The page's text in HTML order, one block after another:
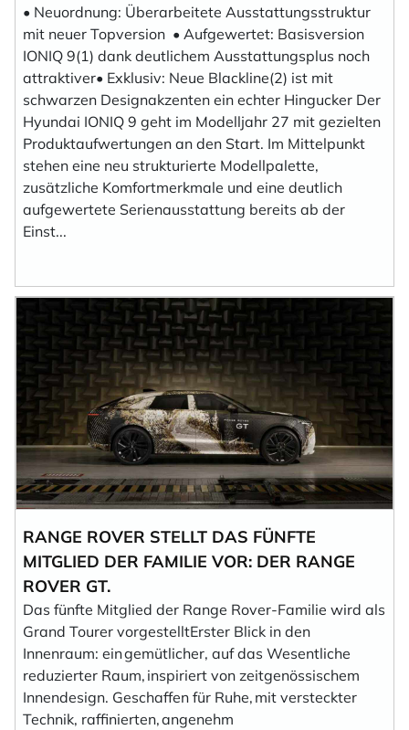
• Neuordnung: Überarbeitete Ausstattungsstruktur
mit neuer Topversion • Aufgewertet: Basisversion
IONIQ 9(1) dank deutlichem Ausstattungsplus noch
attraktiver• Exklusiv: Neue Blackline(2) ist mit
schwarzen Designakzenten ein echter Hingucker Der
Hyundai IONIQ 9 geht im Modelljahr 27 mit gezielten
Produktaufwertungen an den Start. Im Mittelpunkt
stehen eine neu strukturierte Modellpalette,
zusätzliche Komfortmerkmale und eine deutlich
aufgewertete Serienausstattung bereits ab der
Einst...
RANGE ROVER STELLT DAS FÜNFTE
MITGLIED DER FAMILIE VOR: DER RANGE
ROVER GT.
Das fünfte Mitglied der Range Rover-Familie wird als
Grand Tourer vorgestelltErster Blick in den
Innenraum: ein gemütlicher, auf das Wesentliche
reduzierter Raum, inspiriert von zeitgenössischem
Innendesign. Geschaffen für Ruhe, mit versteckter
Technik, raffinierten, angenehm